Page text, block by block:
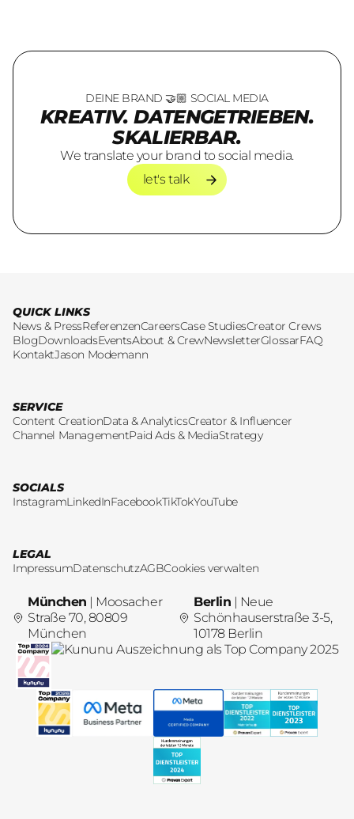
DEINE BRAND 🤝🏼 SOCIAL MEDIA
KREATIV. DATENGETRIEBEN.
SKALIERBAR.
We translate your brand to social media.
let's talk
let's talk
QUICK LINKS
News & PressReferenzenCareersCase StudiesCreator Crews
BlogDownloadsEventsAbout & CrewNewsletterGlossarFAQ
KontaktJason Modemann
SERVICE
Content CreationData & AnalyticsCreator & Influencer
Channel ManagementPaid Ads & MediaStrategy
SOCIALS
InstagramLinkedInFacebookTikTokYouTube
LEGAL
ImpressumDatenschutzAGBCookies verwalten
München | Moosacher
Straße 70, 80809
München
Berlin | Neue
Schönhauserstraße 3-5,
10178 Berlin